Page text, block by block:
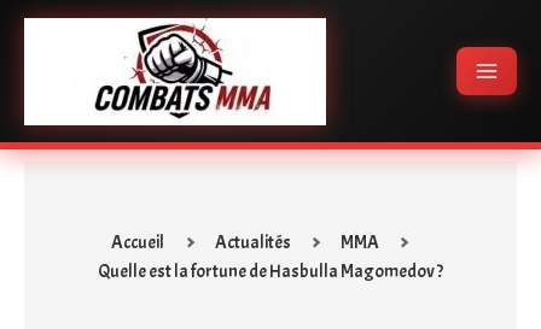
Aller
Menu
Accueil Actualités
MMA
Quelle est la fortune de Hasbulla Magomedov ?